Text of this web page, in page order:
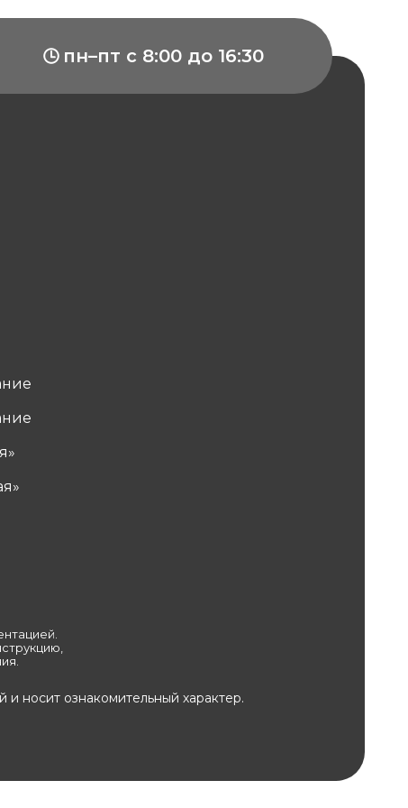
пн–пт с 8:00 до 16:30
носит ознакомительный характер.